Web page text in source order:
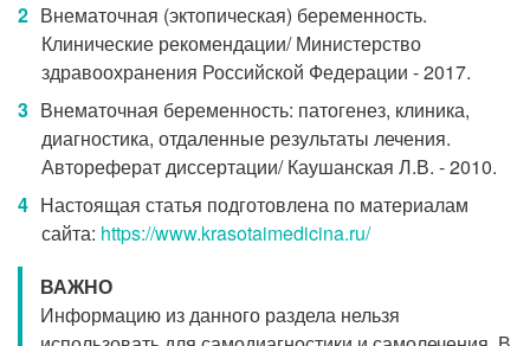
Внематочная (эктопическая) беременность.
Клинические рекомендации/ Министерство
здравоохранения Российской Федерации - 2017.
Внематочная беременность: патогенез, клиника,
диагностика, отдаленные результаты лечения.
Автореферат диссертации/ Каушанская Л.В. - 2010.
Настоящая статья подготовлена по материалам
сайта: https://www.krasotaimedicina.ru/
ВАЖНО
Информацию из данного раздела нельзя